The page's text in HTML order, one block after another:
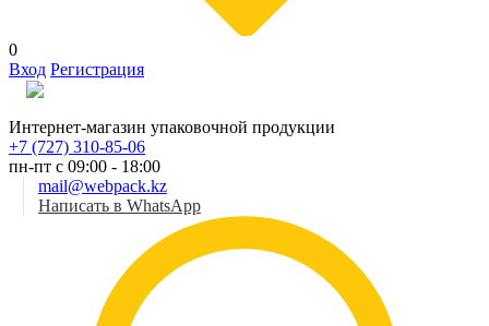
0
Вход Регистрация
Интернет-магазин упаковочной продукции
+7 (727) 310-85-06
пн-пт с 09:00 - 18:00
mail@webpack.kz
Написать в WhatsApp